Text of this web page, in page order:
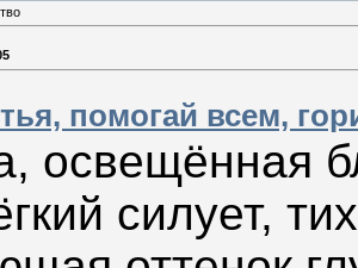
помогай всем,
освещённая
силует,